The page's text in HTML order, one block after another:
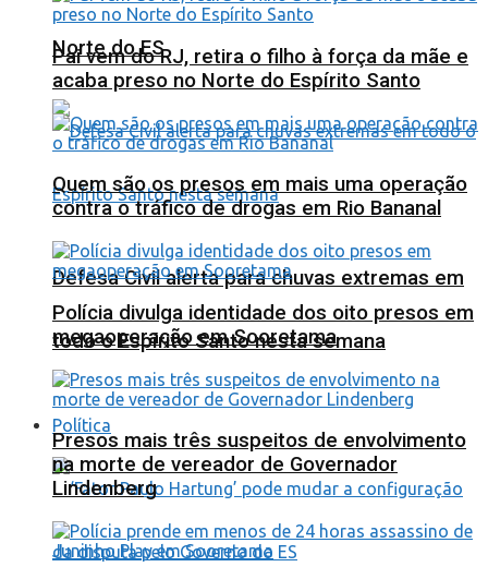
Norte do ES
Defesa Civil alerta para chuvas extremas em
todo o Espírito Santo nesta semana
Política
Pai vem do RJ, retira o filho à força da mãe e
acaba preso no Norte do Espírito Santo
Quem são os presos em mais uma operação
contra o tráfico de drogas em Rio Bananal
Polícia divulga identidade dos oito presos em
megaoperação em Sooretama
Presos mais três suspeitos de envolvimento
na morte de vereador de Governador
Lindenberg